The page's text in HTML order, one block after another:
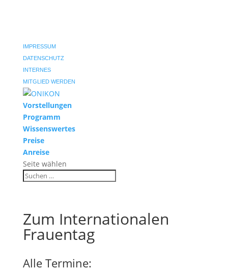
IMPRESSUM
DATENSCHUTZ
INTERNES
MITGLIED WERDEN
Vorstellungen
Programm
Wissenswertes
Preise
Anreise
Seite wählen
Zum Internationalen
Frauentag
Alle Termine: